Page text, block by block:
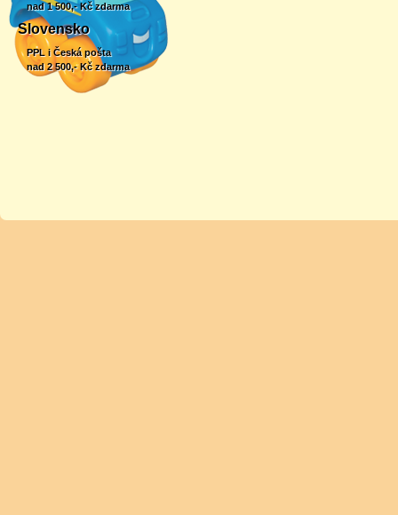
nad 1 500,- Kč zdarma
Slovensko
PPL i Česká pošta
nad 2 500,- Kč zdarma